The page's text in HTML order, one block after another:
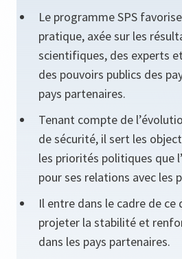
Le programme SPS
pratique, axée sur les
scientifiques, des experts
des pouvoirs publics des
pays partenaires.
Tenant compte de
de sécurité, il sert les
les priorités politiques que
pour ses relations avec les
Il entre dans le cadre de ce
projeter la stabilité et
dans les pays partenaires.